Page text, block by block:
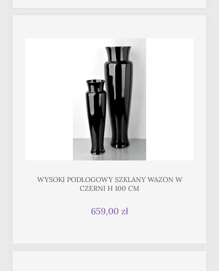
WYSOKI PODŁOGOWY SZKLANY WAZON W
CZERNI H 100 CM
659,00 zł